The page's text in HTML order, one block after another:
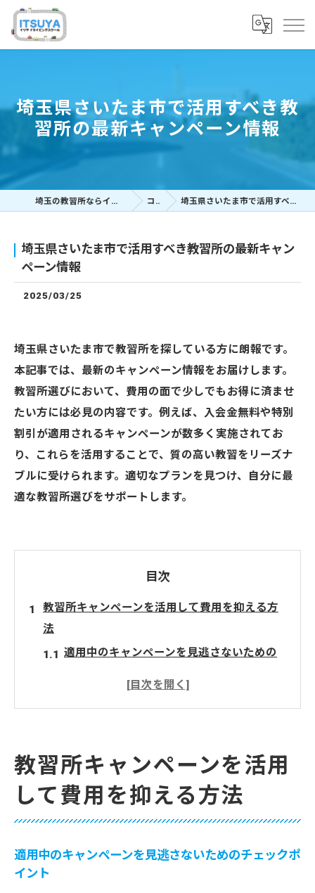
埼玉県さいたま市で活用すべき教
習所の最新キャンペーン情報
埼玉の教習所ならイツヤドライビングスクール コラム 埼玉県さいたま市で活用すべき教習所の最新キャンペーン情報
埼玉県さいたま市で活用すべき教習所の最新キャン
ペーン情報
2025/03/25
埼玉県さいたま市で教習所を探している方に朗報です。
本記事では、最新のキャンペーン情報をお届けします。
教習所選びにおいて、費用の面で少しでもお得に済ませ
たい方には必見の内容です。例えば、入会金無料や特別
割引が適用されるキャンペーンが数多く実施されてお
り、これらを活用することで、質の高い教習をリーズナ
ブルに受けられます。適切なプランを見つけ、自分に最
適な教習所選びをサポートします。
目次
教習所キャンペーンを活用して費用を抑える方
法
適用中のキャンペーンを見逃さないための
キャッチ
費用対効果を考慮した教習プランの選び方
さいたま市内の教習所で実施中の特別キャンペ
ーン紹介
教習所キャンペーンを活用
して費用を抑える方法
適用中のキャンペーンを見逃さないためのチェックポ
イント